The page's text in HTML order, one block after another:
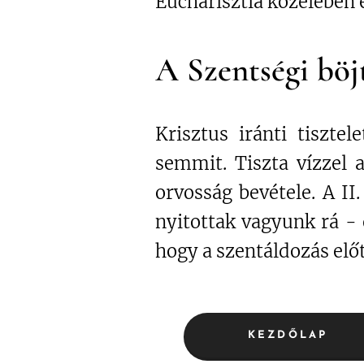
A Szentségi
Krisztus iránti
semmit. Tiszta vízzel
orvosság bevétele. A
nyitottak vagyunk rá -
hogy a szentáldozás
KEZDŐLAP